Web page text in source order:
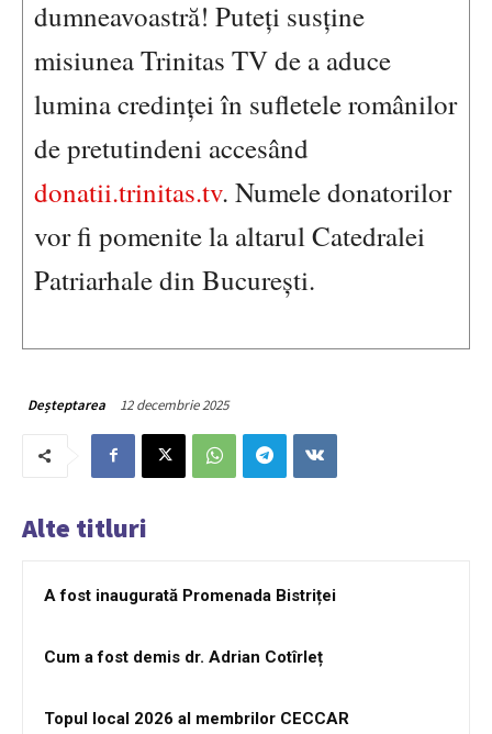
dumneavoastră! Puteți susține
misiunea Trinitas TV de a aduce
lumina credinței în sufletele românilor
de pretutindeni accesând
donatii.trinitas.tv. Numele donatorilor
vor fi pomenite la altarul Catedralei
Patriarhale din București.
Deșteptarea 12 decembrie 2025
Alte titluri
A fost inaugurată Promenada Bistriței
Cum a fost demis dr. Adrian Cotîrleț
Topul local 2026 al membrilor CECCAR